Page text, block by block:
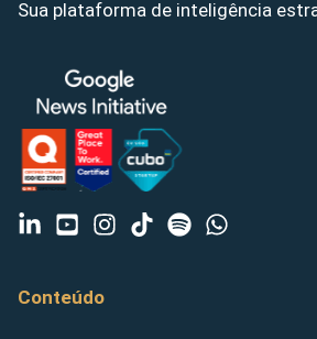
Sua plataforma de inteligência
Conteúdo